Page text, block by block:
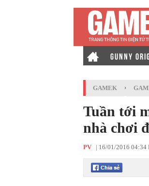
GUNNY
GAMEK ›
Tuần tới
nhà chơi
PV | 16/01/2016 04:34